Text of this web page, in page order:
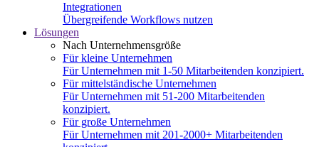
Integrationen
Übergreifende Workflows nutzen
Lösungen
Nach Unternehmensgröße
Für kleine Unternehmen
Für Unternehmen mit 1-50 Mitarbeitenden konzipiert.
Für mittelständische Unternehmen
Für Unternehmen mit 51-200 Mitarbeitenden
konzipiert.
Für große Unternehmen
Für Unternehmen mit 201-2000+ Mitarbeitenden